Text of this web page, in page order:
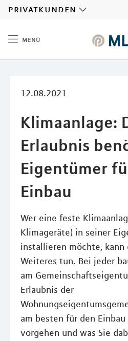
privatkunden
menü
12.08.2021
Klimaanlage:
Erlaubnis
Eigentümer
Einbau
Wer eine feste
Klimageräte) in seiner
installieren möchte, kann
Weiteres tun. Bei jeder
am
Erlaubnis der
am besten für den
vorgehen und was Sie